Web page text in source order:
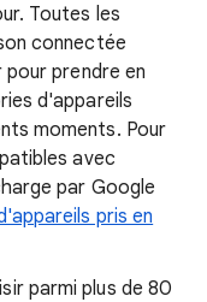
Toutes les
connectée
prendre en
d'appareils
moments. Pour
avec
par Google
pris en
parmi plus de 80